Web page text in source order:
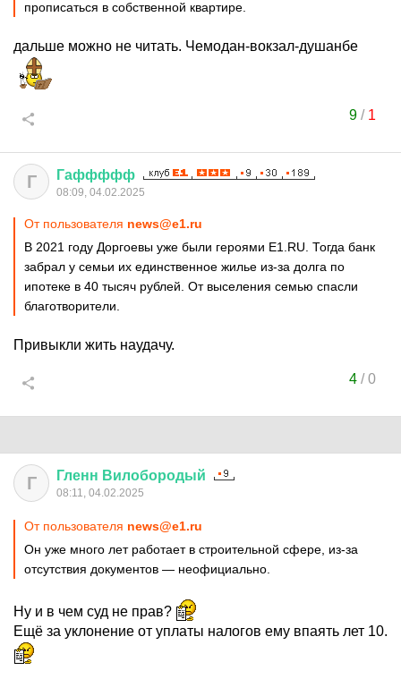
прописаться в собственной квартире.
дальше можно не читать. Чемодан-вокзал-душанбе
9/ 1
Г Гаффффф
08:09, 04.02.2025
От пользователя news@e1.ru
В 2021 году Доргоевы уже были героями E1.RU. Тогда банк
забрал у семьи их единственное жилье из-за долга по
ипотеке в 40 тысяч рублей. От выселения семью спасли
благотворители.
Привыкли жить наудачу.
4/0
Г Гленн Вилобородый
08:11, 04.02.2025
От пользователя news@e1.ru
Он уже много лет работает в строительной сфере, из-за
отсутствия документов — неофициально.
Ну и в чем суд не прав?
Ещё за уклонение от уплаты налогов ему впаять лет 10.